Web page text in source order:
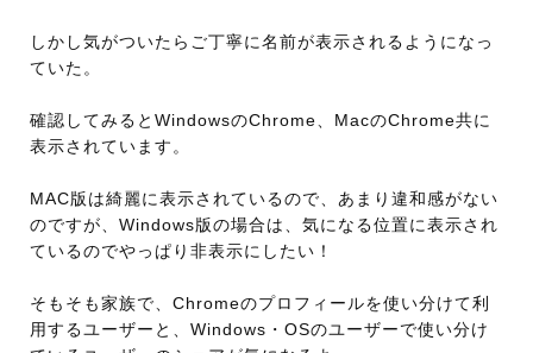
しかし気がついたらご丁寧に名前が表示されるようになっ
ていた。
確認してみるとWindowsのChrome、MacのChrome共に
表示されています。
MAC版は綺麗に表示されているので、あまり違和感がない
のですが、Windows版の場合は、気になる位置に表示され
ているのでやっぱり非表示にしたい！
そもそも家族で、Chromeのプロフィールを使い分けて利
用するユーザーと、Windows・OSのユーザーで使い分け